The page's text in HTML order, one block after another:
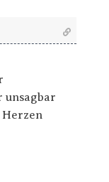
unsagbar
Herzen